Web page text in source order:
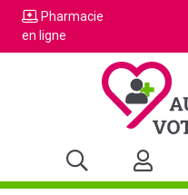
Pharmacie
en ligne